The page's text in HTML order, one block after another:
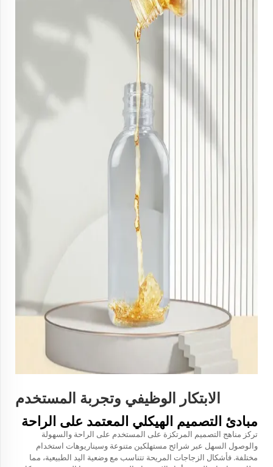
الابتكار الوظيفي وتجربة المستخدم
مبادئ التصميم الهيكلي المعتمد على الراحة
تركز مناهج التصميم المرتكزة على المستخدم على الراحة والسهولة
والوصول السهل عبر شرائح مستهلكين متنوعة وسيناريوهات استخدام
مختلفة. فأشكال الزجاجات المريحة تتناسب مع وضعية اليد الطبيعية، مما